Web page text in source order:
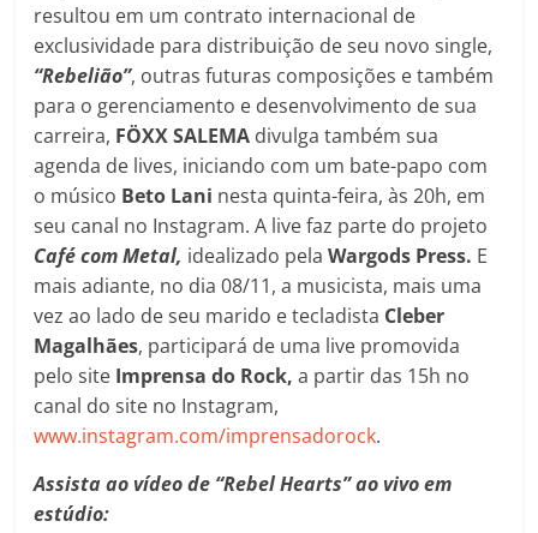
resultou em um contrato internacional de
exclusividade para distribuição de seu novo single,
“Rebelião”, outras futuras composições e também
para o gerenciamento e desenvolvimento de sua
carreira, FÖXX SALEMA divulga também sua
agenda de lives, iniciando com um bate-papo com
o músico Beto Lani nesta quinta-feira, às 20h, em
seu canal no Instagram. A live faz parte do projeto
Café com Metal, idealizado pelaWargods Press. E
mais adiante, no dia 08/11, a musicista, mais uma
vez ao lado de seu marido e tecladista Cleber
Magalhães, participará de uma live promovida
pelo site Imprensa do Rock,a partir das 15h no
canal do site no Instagram,
www.instagram.com/imprensadorock.
Assista ao vídeo de “Rebel Hearts” ao vivo em
estúdio: